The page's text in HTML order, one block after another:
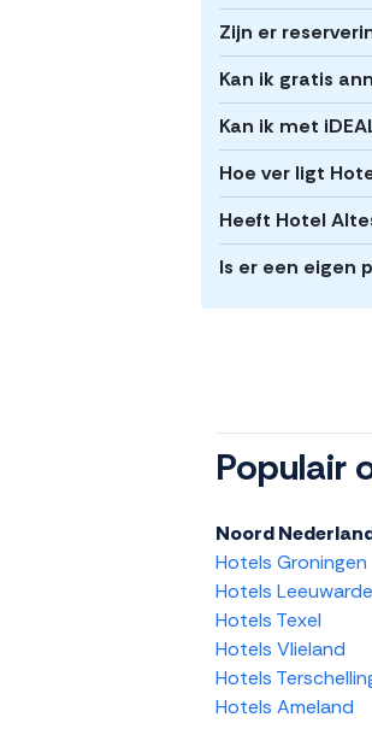
Zijn er
Kan ik gratis
Kan ik met
Hoe ver ligt
Heeft Hotel
Is er een eigen
Populair
Noord
Hotels Groningen
Hotels
Hotels Texel
Hotels Vlieland
Hotels
Hotels Ameland